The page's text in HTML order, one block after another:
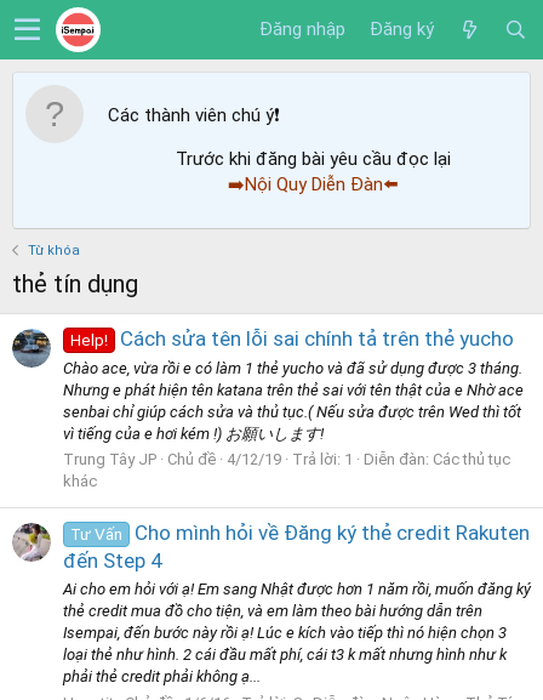
Đăng nhập Đăng ký
Các thành viên chú ý❗️
Trước khi đăng bài yêu cầu đọc lại
➡️Nội Quy Diễn Đàn⬅️
Từ khóa
thẻ tín dụng
Help! Cách sửa tên lỗi sai chính tả trên thẻ yucho
Chào ace, vừa rồi e có làm 1 thẻ yucho và đã sử dụng được 3 tháng.
Nhưng e phát hiện tên katana trên thẻ sai với tên thật của e Nhờ ace
senbai chỉ giúp cách sửa và thủ tục.( Nếu sửa được trên Wed thì tốt
vì tiếng của e hơi kém !) お願いします!
Trung Tây JP
Chủ đề 4/12/19 Trả lời: 1 Diễn đàn: Các thủ tục
khác
Tư Vấn
Cho mình hỏi về Đăng ký thẻ credit Rakuten
đến Step 4
Ai cho em hỏi với ạ! Em sang Nhật được hơn 1 năm rồi, muốn đăng ký
thẻ credit mua đồ cho tiện, và em làm theo bài hướng dẫn trên
Isempai, đến bước này rồi ạ! Lúc e kích vào tiếp thì nó hiện chọn 3
loại thẻ như hình. 2 cái đầu mất phí, cái t3 k mất nhưng hình như k
phải thẻ credit phải không ạ...